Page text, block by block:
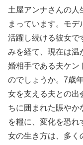
土屋アンナさんの人
まっています。モ
活躍し続ける彼女で
みを経て、現在は温
婚相手である夫ケン
のでしょうか。7歳
女を支える夫との出
ちに囲まれた賑やか
を糧に、変化を恐れ
女の生き方は、多く